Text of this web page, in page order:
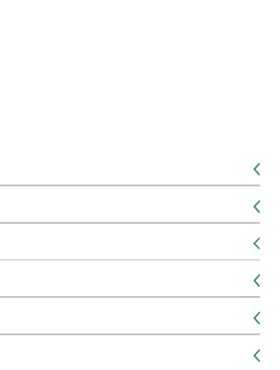
116 Albert Street Suites 200 & 300
乔治街 680 号 45 层 680 世界广场
易舍姆大街 132 号，1 楼
蒂尼泰尔梅，翁布里亚路，8a
西亚纳街 22